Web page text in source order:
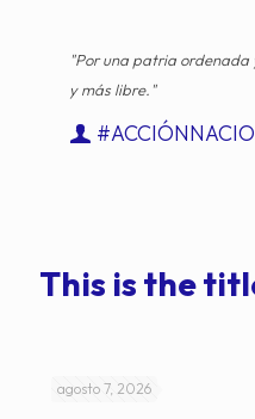
"Por una patria
y más libre."
This is the
agosto 7, 2026